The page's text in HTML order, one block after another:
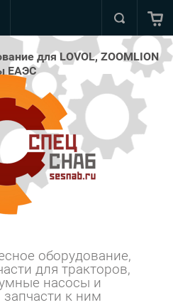
для LOVOL, ZOOMLION
ЕАЭС
оборудование,
для тракторов,
насосы и ⠀⠀⠀
запчасти к ним